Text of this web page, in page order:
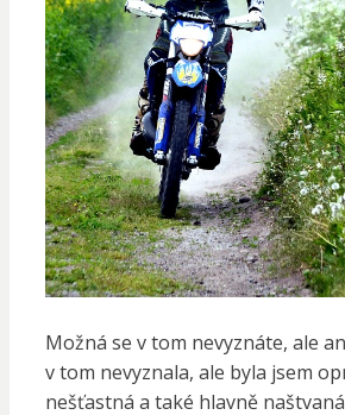
Možná se v tom nevyznáte, ale
v tom nevyznala, ale byla jsem
nešťastná a také hlavně